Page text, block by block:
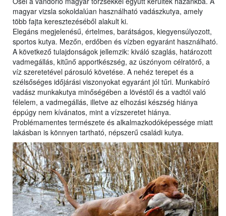
magyar vizsla sokoldalúan használható vadászkutya, amely
több fajta keresztezéséből alakult ki.
Elegáns megjelenésű, értelmes, barátságos, kiegyensúlyozott,
sportos kutya. Mezőn, erdőben és vízben egyaránt használható.
A következő tulajdonságok jellemzik: kiváló szaglás, határozott
vadmegállás, kitűnő apportkészség, az úszónyom célratörő, a
víz szeretetével párosuló követése. A nehéz terepet és a
szélsőséges időjárási viszonyokat egyaránt jól tűri. Munkabíró
vadász munkakutya minőségében a lövéstől és a vadtól való
félelem, a vadmegállás, illetve az elhozási készség hiánya
éppúgy nem kívánatos, mint a vízszeretet hiánya.
Problémamentes természete és alkalmazkodóképessége miatt
lakásban is könnyen tartható, népszerű családi kutya.